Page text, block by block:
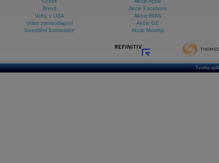
Ceny průmyslových výrobců - Data a prognózy
Ceny průmyslových výrobců - Graf (ČR)
Databanka - Akcie
Brexit
Volby v USA
Video zpravodajství
Investiční komentáře
Akcie Facebook
Akcie BMW
Akcie GE
Akcie Moneta
Tvorba